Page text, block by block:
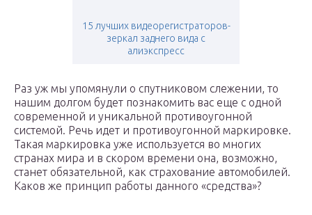
15 лучших видеорегистраторов-
зеркал заднего вида с
алиэкспресс
Раз уж мы упомянули о спутниковом слежении, то
нашим долгом будет познакомить вас еще с одной
современной и уникальной противоугонной
системой. Речь идет и противоугонной маркировке.
Такая маркировка уже используется во многих
странах мира и в скором времени она, возможно,
станет обязательной, как страхование автомобилей.
Каков же принцип работы данного «средства»?